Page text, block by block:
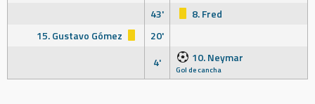
43'
8. Fred
15. Gustavo Gómez
20'
4'
10. Neymar
Gol de cancha